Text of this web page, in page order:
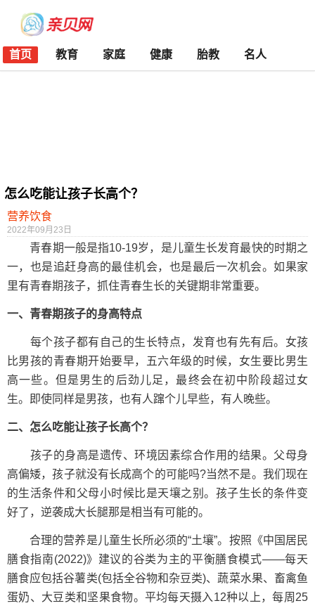
首页 教育 家庭 健康 胎教 名人
怎么吃能让孩子长高个？
营养饮食
2022年09月23日
青春期一般是指10-19岁，是儿童生长发育最快的时期之
一，也是追赶身高的最佳机会，也是最后一次机会。如果家
里有青春期孩子，抓住青春生长的关键期非常重要。
一、青春期孩子的身高特点
每个孩子都有自己的生长特点，发育也有先有后。女孩
比男孩的青春期开始要早，五六年级的时候，女生要比男生
高一些。但是男生的后劲儿足，最终会在初中阶段超过女
生。即使同样是男孩，也有人蹿个儿早些，有人晚些。
二、怎么吃能让孩子长高个？
孩子的身高是遗传、环境因素综合作用的结果。父母身
高偏矮，孩子就没有长成高个的可能吗?当然不是。我们现在
的生活条件和父母小时候比是天壤之别。孩子生长的条件变
好了，逆袭成大长腿那是相当有可能的。
合理的营养是儿童生长所必须的“土壤”。按照《中国居民
膳食指南(2022)》建议的谷类为主的平衡膳食模式——每天
膳食应包括谷薯类(包括全谷物和杂豆类)、蔬菜水果、畜禽鱼
蛋奶、大豆类和坚果食物。平均每天摄入12种以上，每周25